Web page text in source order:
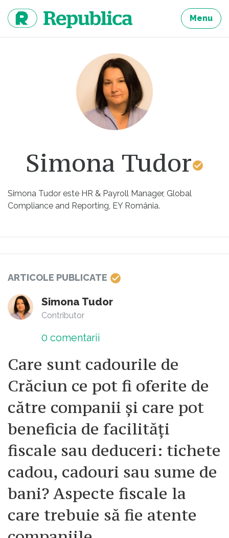
continut
Menu
Simona Tudor
Simona Tudor este HR & Payroll Manager, Global
Compliance and Reporting, EY România.
ARTICOLE PUBLICATE
Simona Tudor
Contributor
0 comentarii
Care sunt cadourile de
Crăciun ce pot fi oferite de
către companii și care pot
beneficia de facilități
fiscale sau deduceri: tichete
cadou, cadouri sau sume de
bani? Aspecte fiscale la
care trebuie să fie atente